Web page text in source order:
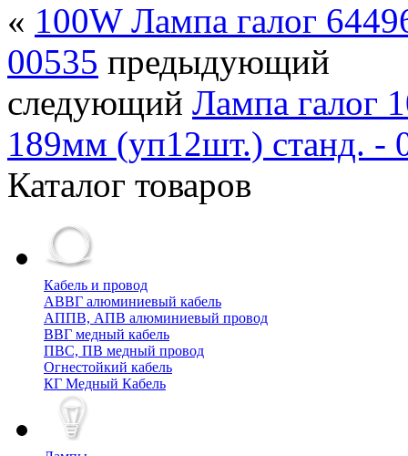
« 100W Лампа галог
00535 предыдующий
следующий Лампа галог
189мм (уп12шт.) станд. -
Каталог товаров
Кабель и провод
АВВГ алюминиевый кабель
АППВ, АПВ алюминиевый провод
ВВГ медный кабель
ПВС, ПВ медный провод
Огнестойкий кабель
КГ Медный Кабель